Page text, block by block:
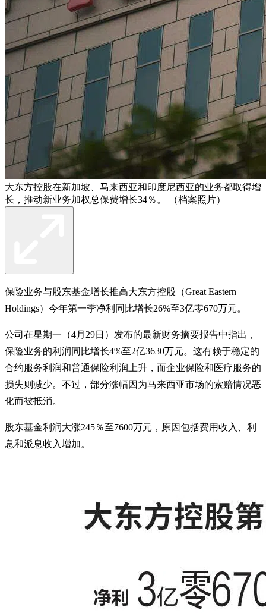
大东方控股在新加坡、马来西亚和印度尼西亚的业务都取得增
长，推动新业务加权总保费增长34％。 （档案照片）
保险业务与股东基金增长推高大东方控股（Great Eastern
Holdings）今年第一季净利同比增长26%至3亿零670万元。
公司在星期一（4月29日）发布的最新财务摘要报告中指出，
保险业务的利润同比增长4%至2亿3630万元。这有赖于稳定的
合约服务利润和普通保险利润上升，而企业保险和医疗服务的
损失则减少。不过，部分涨幅因为马来西亚市场的索赔情况恶
化而被抵消。
股东基金利润大涨245％至7600万元，原因包括费用收入、利
息和派息收入增加。